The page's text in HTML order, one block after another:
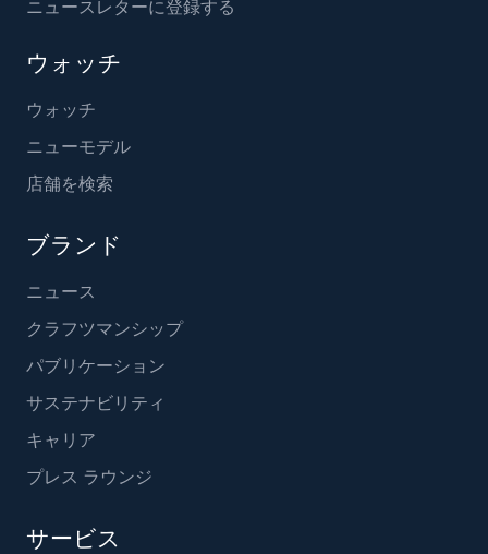
ニュースレターに登録する
ウォッチ
ウォッチ
ニューモデル
店舗を検索
ブランド
ニュース
クラフツマンシップ
パブリケーション
サステナビリティ
キャリア
プレス ラウンジ
サービス